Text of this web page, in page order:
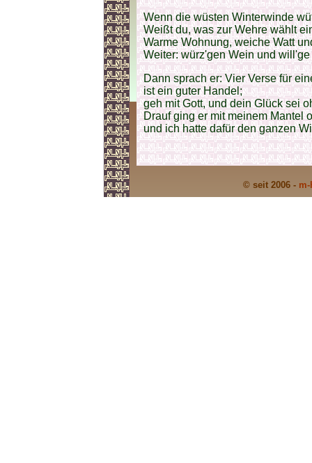
Wenn die wüsten Winterwinde
Weißt du, was zur Wehre wählt
Warme Wohnung, weiche Watt
Weiter: würz'gen Wein und will'ge
Dann sprach er: Vier Verse für
ist ein guter Handel;
geh mit Gott, und dein Glück sei
Drauf ging er mit meinem Mantel
und ich hatte dafür den ganzen
© seit 2006 -